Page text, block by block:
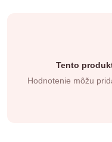
Tento
Hodnotenie môžu